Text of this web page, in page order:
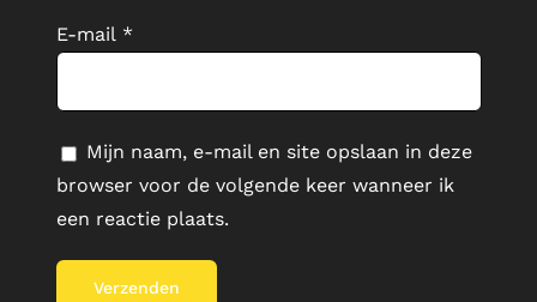
E-mail *
Mijn naam, e-mail en site opslaan in deze
browser voor de volgende keer wanneer ik
een reactie plaats.